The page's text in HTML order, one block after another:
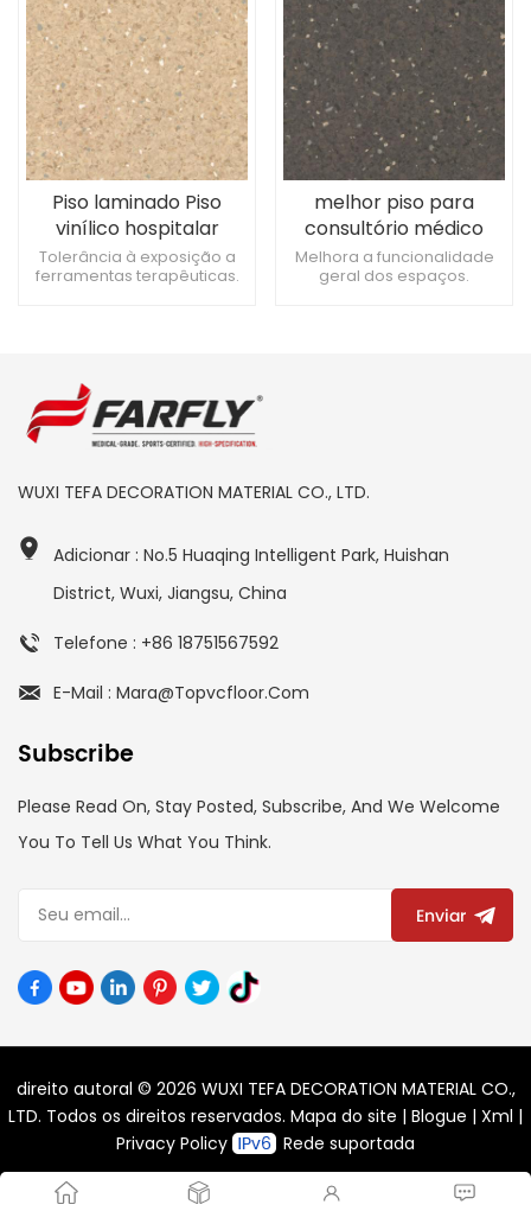
Piso laminado Piso
vinílico hospitalar
Tolerância à exposição a
ferramentas terapêuticas.
melhor piso para
consultório médico
piso de vinil hospitalar
Melhora a funcionalidade
geral dos espaços.
WUXI TEFA DECORATION MATERIAL CO., LTD.
Adicionar : No.5 Huaqing Intelligent Park, Huishan
District, Wuxi, Jiangsu, China
Telefone : +86 18751567592
E-Mail : Mara@topvcfloor.com
Subscribe
Please Read On, Stay Posted, Subscribe, And We Welcome
You To Tell Us What You Think.
Enviar
direito autoral © 2026 WUXI TEFA DECORATION MATERIAL CO.,
LTD. Todos os direitos reservados. Mapa do site | Blogue | Xml |
Privacy Policy
Rede suportada